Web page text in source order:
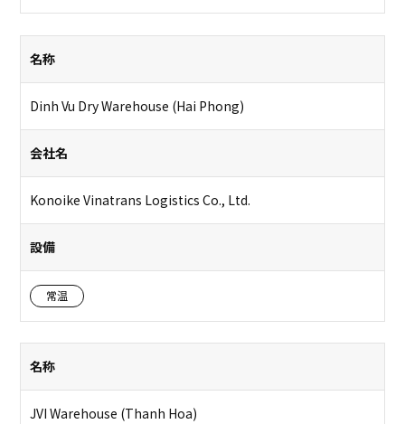
名称
Dinh Vu Dry Warehouse (Hai Phong)
会社名
Konoike Vinatrans Logistics Co., Ltd.
設備
常温
名称
JVI Warehouse (Thanh Hoa)